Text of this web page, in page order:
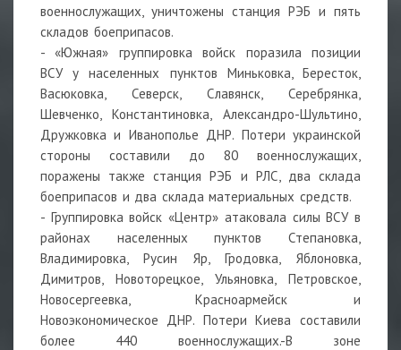
военнослужащих, уничтожены станция РЭБ и пять
складов боеприпасов.
-«Южная» группировка войск поразила позиции
ВСУ у населенных пунктов Миньковка, Бересток,
Васюковка, Северск, Славянск, Серебрянка,
Шевченко, Константиновка, Александро-Шультино,
Дружковка и Иванополье ДНР. Потери украинской
стороны составили до 80 военнослужащих,
поражены также станция РЭБ и РЛС, два склада
боеприпасов и два склада материальных средств.
- Группировка войск «Центр» атаковала силы ВСУ в
районах населенных пунктов Степановка,
Владимировка, Русин Яр, Гродовка, Яблоновка,
Димитров, Новоторецкое, Ульяновка, Петровское,
Новосергеевка, Красноармейск и
Новоэкономическое ДНР. Потери Киева составили
более 440 военнослужащих.-В зоне